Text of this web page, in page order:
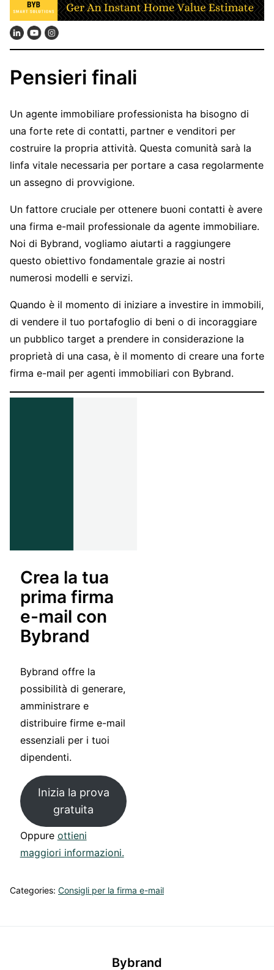
Pensieri finali
Un agente immobiliare professionista ha bisogno di
una forte rete di contatti, partner e venditori per
costruire la propria attività. Questa comunità sarà la
linfa vitale necessaria per portare a casa regolarmente
un assegno di provvigione.
Un fattore cruciale per ottenere buoni contatti è avere
una firma e-mail professionale da agente immobiliare.
Noi di Bybrand, vogliamo aiutarti a raggiungere
questo obiettivo fondamentale grazie ai nostri
numerosi modelli e servizi.
Quando è il momento di iniziare a investire in immobili,
di vendere il tuo portafoglio di beni o di incoraggiare
un pubblico target a prendere in considerazione la
proprietà di una casa, è il momento di creare una forte
firma e-mail per agenti immobiliari con Bybrand.
Crea la tua
prima firma
e-mail con
Bybrand
Bybrand offre la
possibilità di generare,
amministrare e
distribuire firme e-mail
essenziali per i tuoi
dipendenti.
Inizia la prova
gratuita
Oppure ottieni
maggiori informazioni.
Categories: Consigli per la firma e-mail
Bybrand